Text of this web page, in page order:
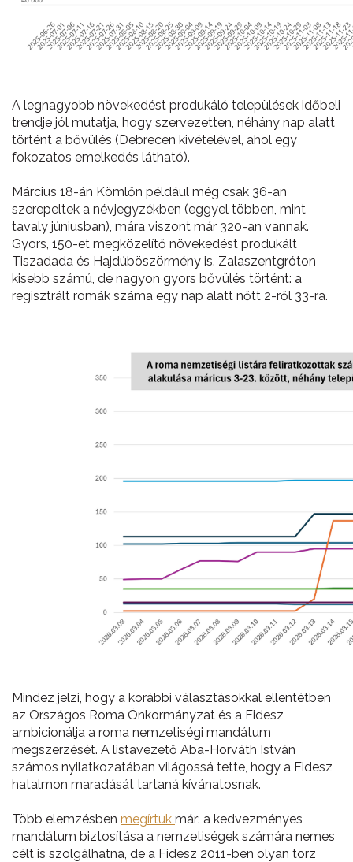
A legnagyobb növekedést produkáló települések időbeli
trendje jól mutatja, hogy szervezetten, néhány nap alatt
történt a bővülés (Debrecen kivételével, ahol egy
fokozatos emelkedés látható).
Március 18-án Kömlőn például még csak 36-an
szerepeltek a névjegyzékben (eggyel többen, mint
tavaly júniusban), mára viszont már 320-an vannak.
Gyors, 150-et megközelítő növekedést produkált
Tiszadada és Hajdúböszörmény is. Zalaszentgróton
kisebb számú, de nagyon gyors bővülés történt: a
regisztrált romák száma egy nap alatt nőtt 2-ről 33-ra.
Mindez jelzi, hogy a korábbi választásokkal ellentétben
az Országos Roma Önkormányzat és a Fidesz
ambicionálja a roma nemzetiségi mandátum
megszerzését. A listavezető Aba-Horváth István
számos nyilatkozatában világossá tette, hogy a Fidesz
hatalmon maradását tartaná kívánatosnak.
Több elemzésben megírtuk már: a kedvezményes
mandátum biztosítása a nemzetiségek számára nemes
célt is szolgálhatna, de a Fidesz 2011-ben olyan torz